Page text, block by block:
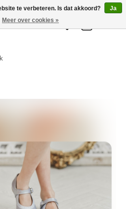
Verlanglijst
te verbeteren. Is dat akkoord?
Ja
Meer over cookies »